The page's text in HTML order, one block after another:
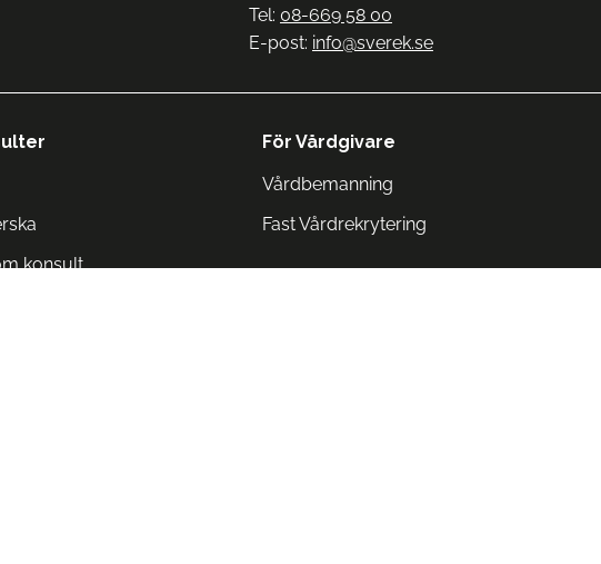
Tel: 08-669 58 00
E-post: info@sverek.se
konsult
För Vårdgivare
Vårdbemanning
Fast Vårdrekrytering